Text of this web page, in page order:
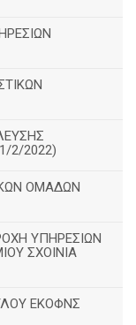
2/2022)
ΟΜΑΔΩΝ
ΥΠΗΡΕΣΙΩΝ
ΣΧΟΙΝΙΑ
ΕΚΟΦΝΣ